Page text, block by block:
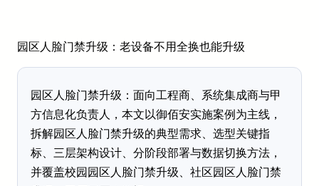
园区人脸门禁升级：老设备不用全换也能升级
园区人脸门禁升级：面向工程商、系统集成商与甲
方信息化负责人，本文以御佰安实施案例为主线，
拆解园区人脸门禁升级的典型需求、选型关键指
标、三层架构设计、分阶段部署与数据切换方法，
并覆盖校园园区人脸门禁升级、社区园区人脸门禁